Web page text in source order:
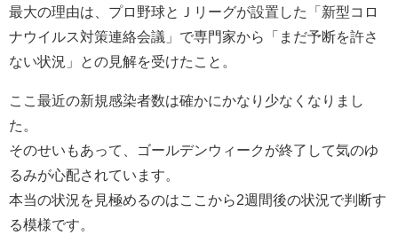
最大の理由は、プロ野球とＪリーグが設置した「新型コロ
ナウイルス対策連絡会議」で専門家から「まだ予断を許さ
ない状況」との見解を受けたこと。
ここ最近の新規感染者数は確かにかなり少なくなりまし
た。
そのせいもあって、ゴールデンウィークが終了して気のゆ
るみが心配されています。
本当の状況を見極めるのはここから2週間後の状況で判断す
る模様です。